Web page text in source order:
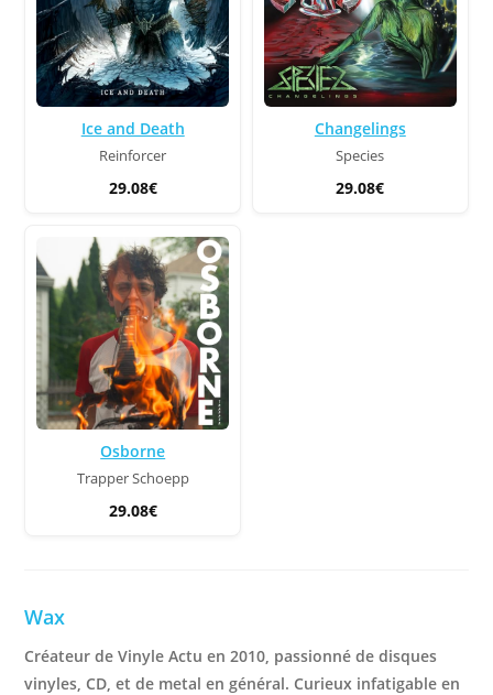
Ice and Death
Reinforcer
29.08€
Changelings
Species
29.08€
Osborne
Trapper Schoepp
29.08€
Wax
Créateur de Vinyle Actu en 2010, passionné de disques
vinyles, CD, et de metal en général. Curieux infatigable en